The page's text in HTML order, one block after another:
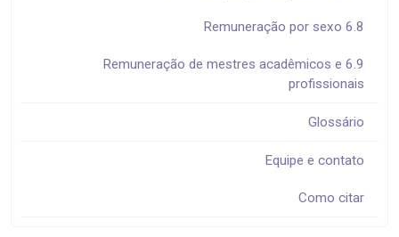
6.8 Remuneração por sexo
6.9 Remuneração de mestres acadêmicos e
profissionais
Glossário
Equipe e contato
Como citar